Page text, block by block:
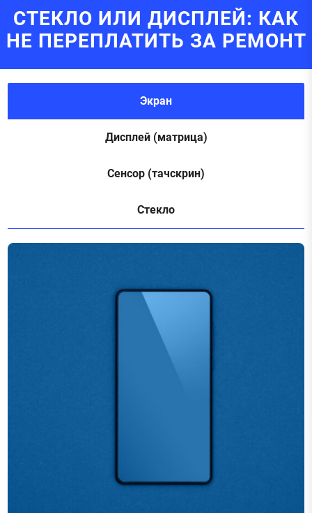
СТЕКЛО ИЛИ ДИСПЛЕЙ: КАК
НЕ ПЕРЕПЛАТИТЬ ЗА РЕМОНТ
Экран
Дисплей (матрица)
Сенсор (тачскрин)
Стекло